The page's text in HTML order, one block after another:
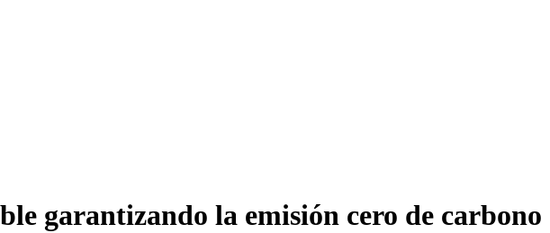
garantizando la emisión cero de carbono